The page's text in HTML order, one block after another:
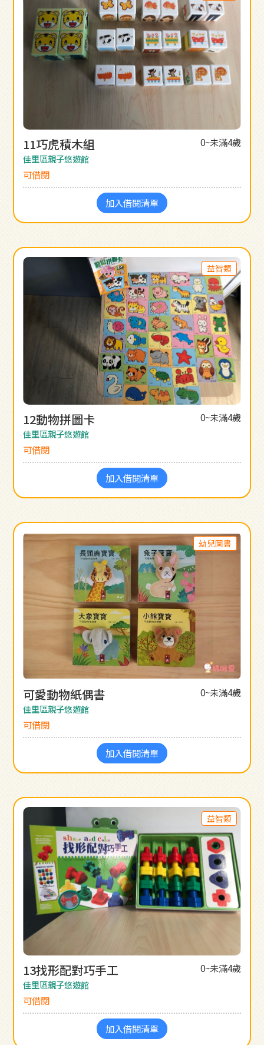
11巧虎積木組 0~未滿4歲
佳里區親子悠遊館
可借閱
加入借閱清單
益智類
12動物拼圖卡 0~未滿4歲
佳里區親子悠遊館
可借閱
加入借閱清單
幼兒圖書
可愛動物紙偶書 0~未滿4歲
佳里區親子悠遊館
可借閱
加入借閱清單
益智類
13找形配對巧手工 0~未滿4歲
佳里區親子悠遊館
可借閱
加入借閱清單